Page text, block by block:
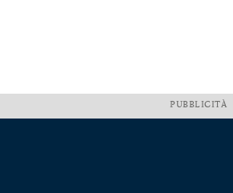
PUBBLICITÀ